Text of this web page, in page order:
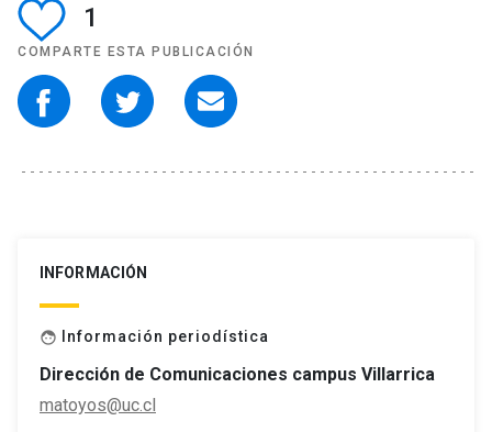
1
COMPARTE ESTA PUBLICACIÓN
INFORMACIÓN
face Información periodística
Dirección de Comunicaciones campus Villarrica
matoyos@uc.cl